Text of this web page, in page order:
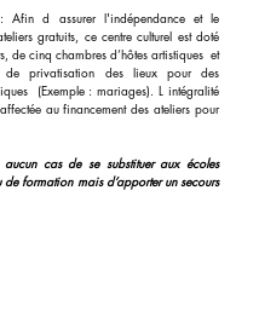
d assurer l'indépendance et le
gratuits, ce centre culturel est doté
de cinq chambres d’hôtes artistiques et
de privatisation des lieux pour des
(Exemple : mariages). L intégralité
au financement des ateliers pour
aucun cas de se substituer aux écoles
de formation mais d’apporter un secours